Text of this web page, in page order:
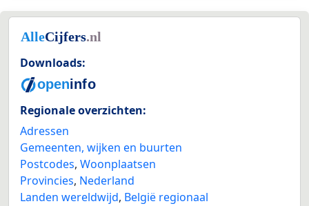
Downloads:
Regionale overzichten:
Adressen
Gemeenten, wijken en buurten
Postcodes, Woonplaatsen
Provincies, Nederland
Landen wereldwijd, België regionaal